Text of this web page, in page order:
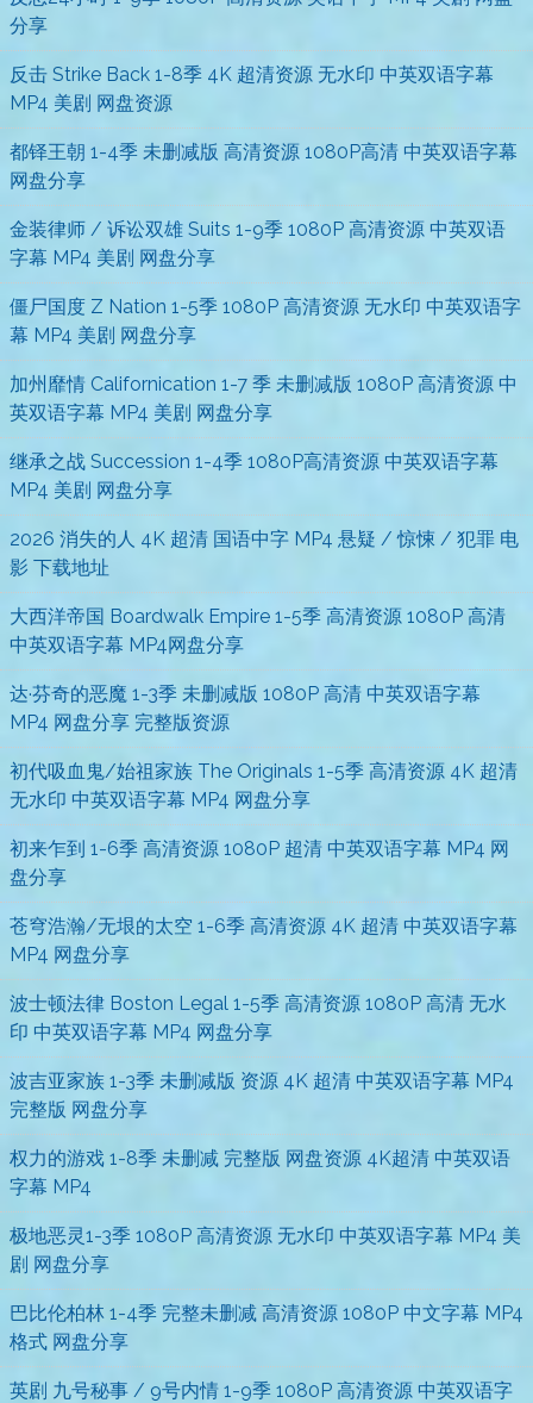
分享
反击 Strike Back 1-8季 4K 超清资源 无水印 中英双语字幕
MP4 美剧 网盘资源
都铎王朝 1-4季 未删减版 高清资源 1080P高清 中英双语字幕
网盘分享
金装律师 / 诉讼双雄 Suits 1-9季 1080P 高清资源 中英双语
字幕 MP4 美剧 网盘分享
僵尸国度 Z Nation 1-5季 1080P 高清资源 无水印 中英双语字
幕 MP4 美剧 网盘分享
加州靡情 Californication 1-7 季 未删减版 1080P 高清资源 中
英双语字幕 MP4 美剧 网盘分享
继承之战 Succession 1-4季 1080P高清资源 中英双语字幕
MP4 美剧 网盘分享
2026 消失的人 4K 超清 国语中字 MP4 悬疑 / 惊悚 / 犯罪 电
影 下载地址
大西洋帝国 Boardwalk Empire 1-5季 高清资源 1080P 高清
中英双语字幕 MP4网盘分享
达·芬奇的恶魔 1-3季 未删减版 1080P 高清 中英双语字幕
MP4 网盘分享 完整版资源
初代吸血鬼/始祖家族 The Originals 1-5季 高清资源 4K 超清
无水印 中英双语字幕 MP4 网盘分享
初来乍到 1-6季 高清资源 1080P 超清 中英双语字幕 MP4 网
盘分享
苍穹浩瀚/无垠的太空 1-6季 高清资源 4K 超清 中英双语字幕
MP4 网盘分享
波士顿法律 Boston Legal 1-5季 高清资源 1080P 高清 无水
印 中英双语字幕 MP4 网盘分享
波吉亚家族 1-3季 未删减版 资源 4K 超清 中英双语字幕 MP4
完整版 网盘分享
权力的游戏 1-8季 未删减 完整版 网盘资源 4K超清 中英双语
字幕 MP4
极地恶灵1-3季 1080P 高清资源 无水印 中英双语字幕 MP4 美
剧 网盘分享
巴比伦柏林 1-4季 完整未删减 高清资源 1080P 中文字幕 MP4
格式 网盘分享
英剧 九号秘事 / 9号内情 1-9季 1080P 高清资源 中英双语字